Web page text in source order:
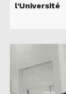
l’Université